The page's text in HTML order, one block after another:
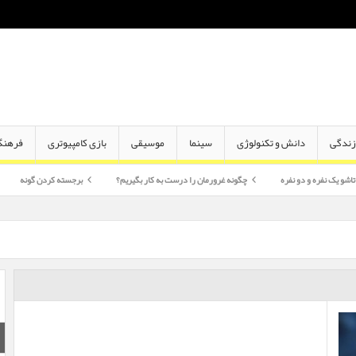
دانش و تکنولوژی سینما موسیقی بازی کامپیوتری
نفره چگونه غرورمان را درست به کار بگیریم؟ برجسته کردن گونه اختلاف